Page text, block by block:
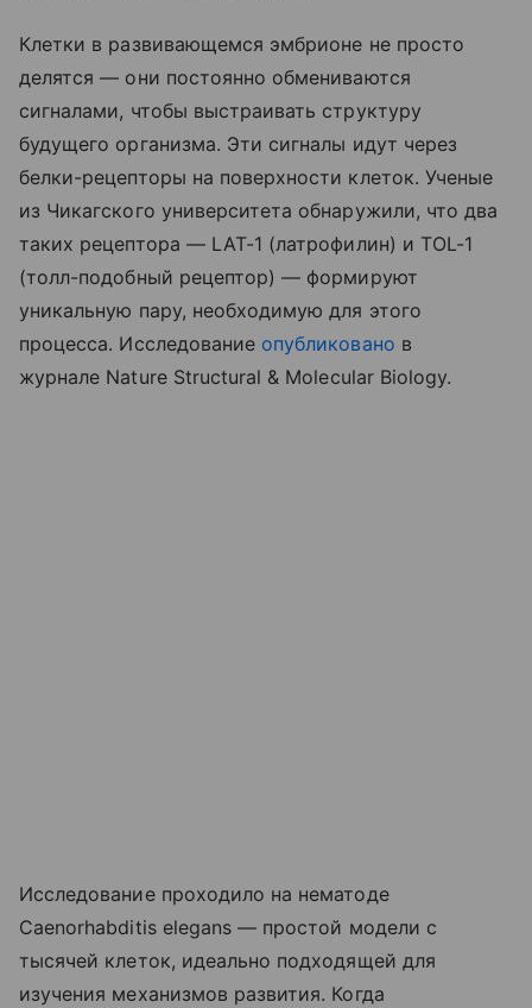
Клетки в развивающемся эмбрионе не просто
делятся — они постоянно обмениваются
сигналами, чтобы выстраивать структуру
будущего организма. Эти сигналы идут через
белки-рецепторы на поверхности клеток. Ученые
из Чикагского университета обнаружили, что два
таких рецептора — LAT-1 (латрофилин) и TOL-1
(толл-подобный рецептор) — формируют
уникальную пару, необходимую для этого
процесса. Исследование опубликовано в
журнале Nature Structural & Molecular Biology.
Исследование проходило на нематоде
Caenorhabditis elegans — простой модели с
тысячей клеток, идеально подходящей для
изучения механизмов развития. Когда